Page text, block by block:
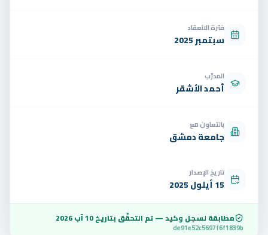
فترة الانعقاد
سبتمبر 2025
المدرّب
أحمد الأشقر
بالتعاون مع
جامعة دمشق
تاريخ الإصدار
15 أيلول 2025
مطابقة لسجل وكيد — تم التحقّق بتاريخ10 آب 2026
de91e52c5697f6f1839b